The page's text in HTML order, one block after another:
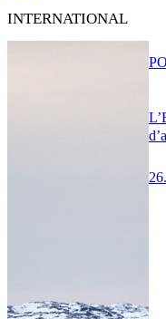
INTERNATIONAL